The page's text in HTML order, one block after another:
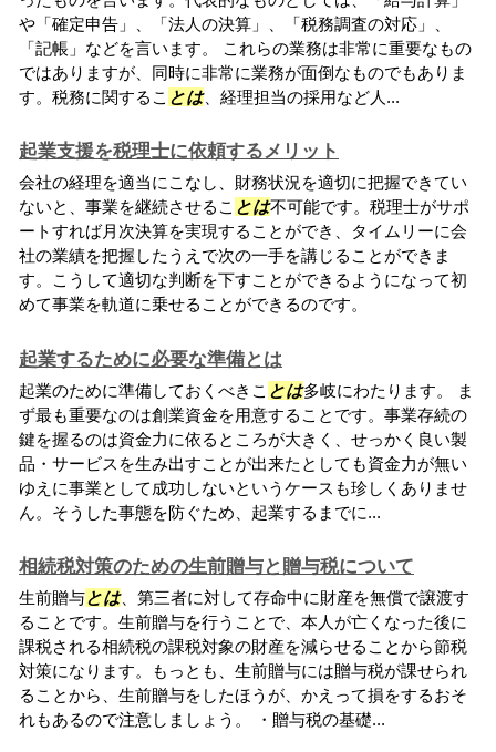
や「確定申告」、「法人の決算」、「税務調査の対応」、
「記帳」などを言います。 これらの業務は非常に重要なもの
ではありますが、同時に非常に業務が面倒なものでもありま
す。税務に関するこ とは、経理担当の採用など人...
起業支援を税理士に依頼するメリット
会社の経理を適当にこなし、財務状況を適切に把握できてい
ないと、事業を継続させるこ とは不可能です。税理士がサポ
ートすれば月次決算を実現することができ、タイムリーに会
社の業績を把握したうえで次の一手を講じることができま
す。こうして適切な判断を下すことができるようになって初
めて事業を軌道に乗せることができるのです。
起業するために必要な準備とは
起業のために準備しておくべきこ とは多岐にわたります。 ま
ず最も重要なのは創業資金を用意することです。事業存続の
鍵を握るのは資金力に依るところが大きく、せっかく良い製
品・サービスを生み出すことが出来たとしても資金力が無い
ゆえに事業として成功しないというケースも珍しくありませ
ん。そうした事態を防ぐため、起業するまでに...
相続税対策のための生前贈与と贈与税について
生前贈与とは、第三者に対して存命中に財産を無償で譲渡す
ることです。生前贈与を行うことで、本人が亡くなった後に
課税される相続税の課税対象の財産を減らせることから節税
対策になります。もっとも、生前贈与には贈与税が課せられ
ることから、生前贈与をしたほうが、かえって損をするおそ
れもあるので注意しましょう。 ・贈与税の基礎...